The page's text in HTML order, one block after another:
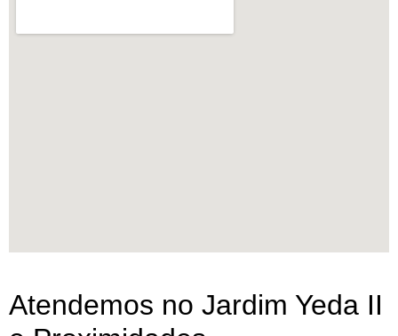
Atendemos no Jardim Yeda II